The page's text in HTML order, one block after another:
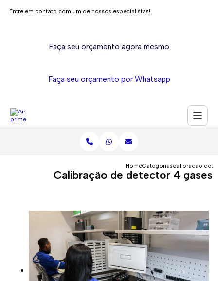
Entre em contato com um de nossos especialistas!
Faça seu orçamento agora mesmo
Faça seu orçamento por Whatsapp
HomeCategoriascalibracao
Calibração de detector 4 gases